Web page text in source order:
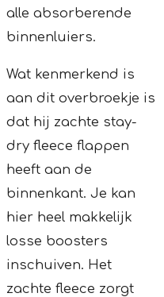
alle absorberende
binnenluiers.
Wat kenmerkend is
aan dit overbroekje is
dat hij zachte stay-
dry fleece flappen
heeft aan de
binnenkant. Je kan
hier heel makkelijk
losse boosters
inschuiven. Het
zachte fleece zorgt